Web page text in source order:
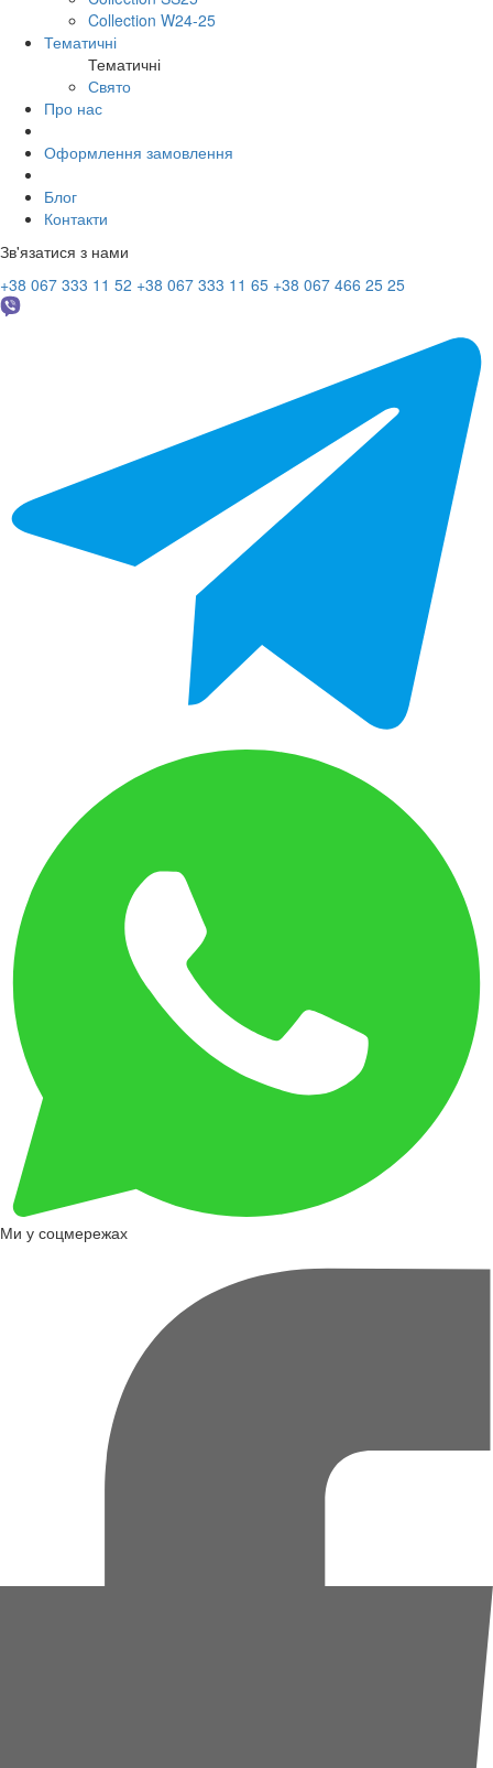
Collection W24-25
Тематичні
Тематичні
Свято
Про нас
Оформлення замовлення
Блог
Контакти
Зв'язатися з нами
+38 067 333 11 52 +38 067 333 11 65 +38 067 466 25 25
Ми у соцмережах